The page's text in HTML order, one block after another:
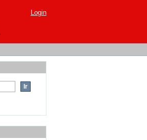
Login